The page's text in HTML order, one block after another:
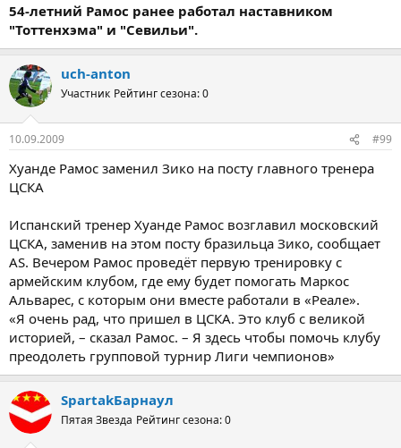
54-летний Рамос ранее работал наставником
"Тоттенхэма" и "Севильи".
uch-anton
Участник Рейтинг сезона: 0
10.09.2009 #99
Хуанде Рамос заменил Зико на посту главного тренера
ЦСКА
Испанский тренер Хуанде Рамос возглавил московский
ЦСКА, заменив на этом посту бразильца Зико, сообщает
AS. Вечером Рамос проведёт первую тренировку с
армейским клубом, где ему будет помогать Маркос
Альварес, с которым они вместе работали в «Реале».
«Я очень рад, что пришел в ЦСКА. Это клуб с великой
историей, – сказал Рамос. – Я здесь чтобы помочь клубу
преодолеть групповой турнир Лиги чемпионов»
SpartakБарнаул
Пятая Звезда Рейтинг сезона: 0